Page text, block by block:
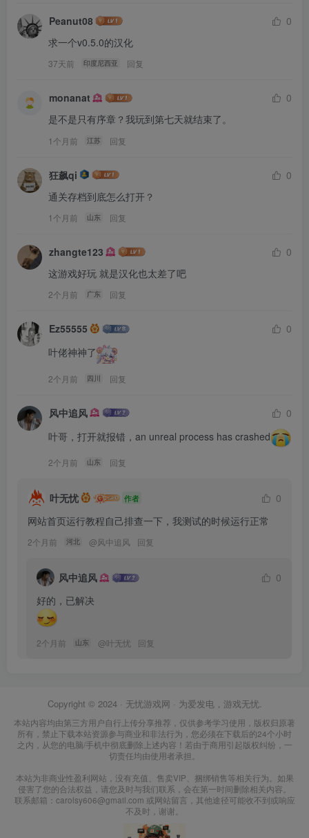
Peanut08
0
求一个v0.5.0的汉化
37天前 印度尼西亚 回复
monanat
0
是不是只有序章？我玩到第七天就结束了。
1个月前 江苏 回复
狂飙qi
0
通关存档到底怎么打开？
1个月前 山东 回复
zhangte123
0
这游戏好玩 就是汉化也太差了吧
2个月前 广东 回复
Ez55555
0
叶佬神神了
2个月前 四川 回复
风中追风
0
叶哥，打开就报错，an unreal process has crashed
2个月前 山东 回复
叶无忧 作者
0
网站首页运行教程自己排查一下，我测试的时候运行正常
2个月前 河北 @风中追风 回复
风中追风
0
2个月前 山东 @叶无忧 回复
Copyright © 2024 · 无忧游戏网 · 为爱发电，游戏无忧.
本站内容均由第三方用户自行上传分享推荐，仅供参考学习使用，版权归原著
所有，禁止下载本站资源参与商业和非法行为，您必须在下载后的24个小时
之内，从您的电脑/手机中彻底删除上述内容！若由于商用引起版权纠纷，一
切责任均由使用者承担。
本站为非商业性盈利网站，没有充值、售卖VIP、捆绑销售等相关行为。如果
侵害了您的合法权益，请您及时与我们联系，会在第一时间删除相关内容。
联系邮箱：carolsy606@gmail.com 或网站留言，其他途径可能收不到或响应
不及时，谢谢。